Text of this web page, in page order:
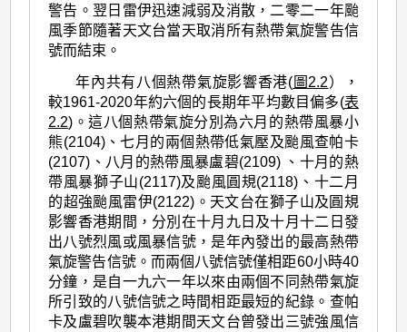
警告。翌日雷伊迅速減弱及消散，二零二一年颱
風季節隨著天文台當天取消所有熱帶氣旋警告信
號而結束。
年內共有八個熱帶氣旋影響香港( 圖2.2），
較1961-2020年約六個的長期年平均數目偏多(表
2.2)。這八個熱帶氣旋分別為六月的熱帶風暴小
熊(2104)、七月的兩個熱帶低氣壓及颱風查帕卡
(2107)、八月的熱帶風暴盧碧(2109) 、十月的熱
帶風暴獅子山(2117)及颱風圓規(2118)、十二月
的超強颱風雷伊(2122)。天文台在獅子山及圓規
影響香港期間，分別在十月九日及十月十二日發
出八號烈風或風暴信號，是年內發出的最高熱帶
氣旋警告信號。而兩個八號信號僅相距60小時40
分鐘，是自一九六一年以來由兩個不同熱帶氣旋
所引致的八號信號之時間相距最短的紀錄。查帕
卡及盧碧吹襲本港期間天文台曾發出三號強風信